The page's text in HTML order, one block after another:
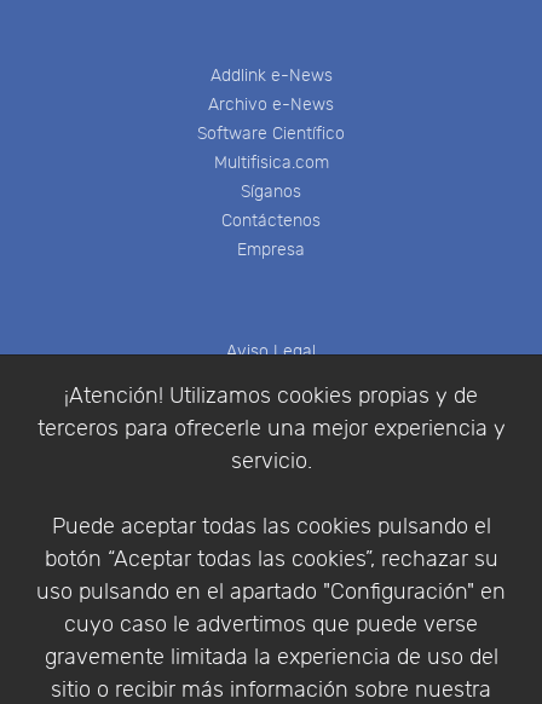
¡Atención! Utilizamos cookies propias y de
terceros para ofrecerle una mejor experiencia y
servicio.
Puede aceptar todas las cookies pulsando el
botón “Aceptar todas las cookies”, rechazar su
uso pulsando en el apartado "Configuración" en
cuyo caso le advertimos que puede verse
gravemente limitada la experiencia de uso del
sitio o recibir más información sobre nuestra
Addlink e-News
Archivo e-News
Software Científico
Multifisica.com
Síganos
Contáctenos
Empresa
Aviso Legal
Política de Privacidad
Condiciones de compra
Identificarse
Empresa|Aviso Legal| Política de Privacidad |
Política de Cookies